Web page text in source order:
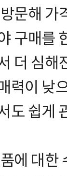
문해 가
구매를
더 심해
력이 낮
도 쉽게
에 대한